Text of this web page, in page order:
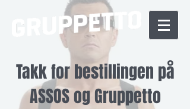
Takk for bestillingen på
ASSOS og Gruppetto